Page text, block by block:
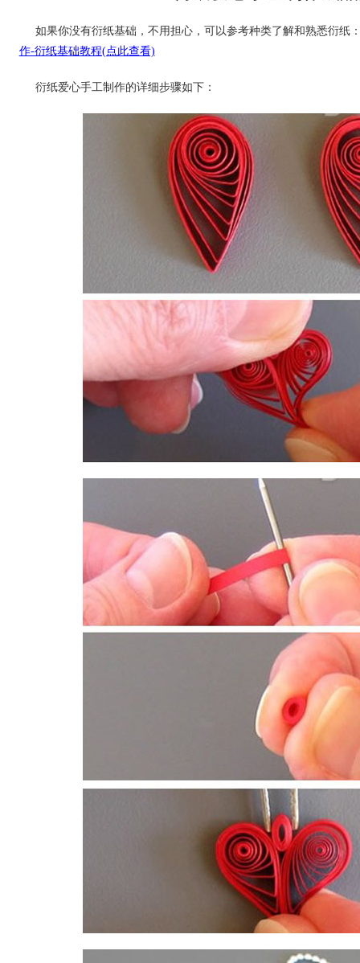
如果你没有衍纸基础，不用担心，可以参考种类了解和熟悉衍纸
作-衍纸基础教程(点此查看)
衍纸爱心手工制作的详细步骤如下：